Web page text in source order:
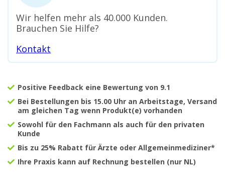
Wir helfen mehr als 40.000 Kunden.
Brauchen Sie Hilfe?
Kontakt
Positive Feedback eine Bewertung von 9.1
Bei Bestellungen bis 15.00 Uhr an Arbeitstage, Versand
am gleichen Tag wenn Produkt(e) vorhanden
Sowohl für den Fachmann als auch für den privaten
Kunde
Bis zu 25% Rabatt für Ärzte oder Allgemeinmediziner*
Ihre Praxis kann auf Rechnung bestellen (nur NL)